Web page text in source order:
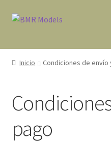
Ir
Ir
Tienda
Condiciones de envío y
¿Quiénes somos?
Inicio Condiciones de envío
pago